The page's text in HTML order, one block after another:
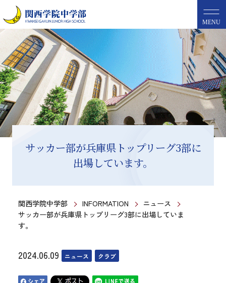
MENU
サッカー部が兵庫県トップリーグ3部に
出場しています。
関西学院中学部 INFORMATION
ニュース
サッカー部が兵庫県トップリーグ3部に出場していま
す。
2024.06.09 ニュース クラブ